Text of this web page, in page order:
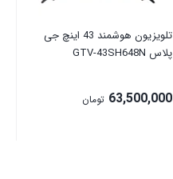
تلویزیون هوشمند 43 اینچ جی
پلاس GTV-43SH648N
63,500,000 تومان